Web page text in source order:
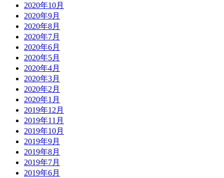
2020年10月
2020年9月
2020年8月
2020年7月
2020年6月
2020年5月
2020年4月
2020年3月
2020年2月
2020年1月
2019年12月
2019年11月
2019年10月
2019年9月
2019年8月
2019年7月
2019年6月